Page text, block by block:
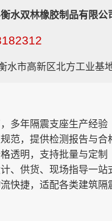
水双林橡胶制品有限公
水市高新区北方工业基
多年隔震支座生产经验
范，提供检测报告与合
透明，支持批量与定制
、供货、现场指导一站
快捷，适配各类建筑隔